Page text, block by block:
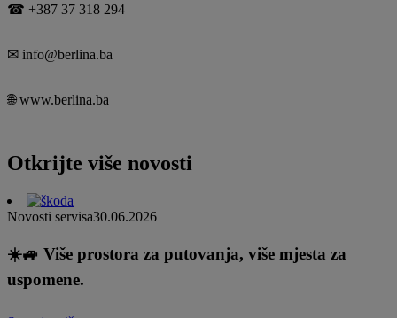
☎ +387 37 318 294
✉ info@berlina.ba
🌐 www.berlina.ba
Otkrijte više novosti
Novosti servisa30.06.2026
☀️🚙 Više prostora za putovanja, više mjesta za
uspomene.